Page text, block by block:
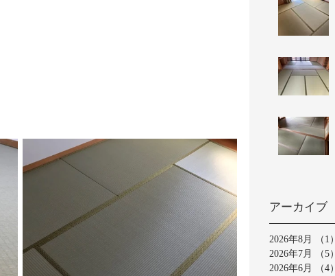
アーカイブ
2026年8月 （1）
2026年7月
（5）
2026年6月
（4）